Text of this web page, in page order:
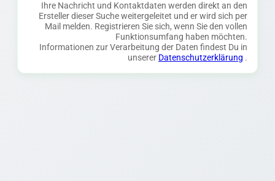
Ihre Nachricht und Kontaktdaten werden direkt an den
Ersteller dieser Suche weitergeleitet und er wird sich per
Mail melden. Registrieren Sie sich, wenn Sie den vollen
Funktionsumfang haben möchten.
Informationen zur Verarbeitung der Daten findest Du in
unserer Datenschutzerklärung .